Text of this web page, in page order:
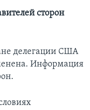
сторон
делегации США
Информация